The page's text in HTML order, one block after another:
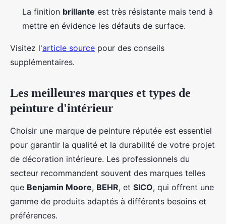
La finition brillante est très résistante mais tend à
mettre en évidence les défauts de surface.
Visitez l'article source pour des conseils
supplémentaires.
Les meilleures marques et types de
peinture d'intérieur
Choisir une marque de peinture réputée est essentiel
pour garantir la qualité et la durabilité de votre projet
de décoration intérieure. Les professionnels du
secteur recommandent souvent des marques telles
que Benjamin Moore, BEHR, et SICO, qui offrent une
gamme de produits adaptés à différents besoins et
préférences.